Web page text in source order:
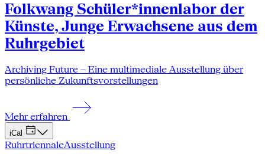
Folkwang Schüler*innenlabor der
Künste, Junge Erwachsene aus dem
Ruhrgebiet
Archiving Future – Eine multimediale Ausstellung über
persönliche Zukunftsvorstellungen
Mehr erfahren
iCal
RuhrtriennaleAusstellung